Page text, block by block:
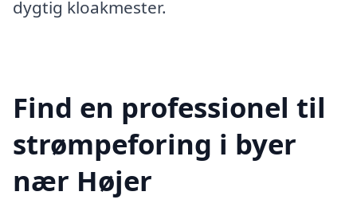
dygtig kloakmester.
Find en professionel til
strømpeforing i byer
nær Højer